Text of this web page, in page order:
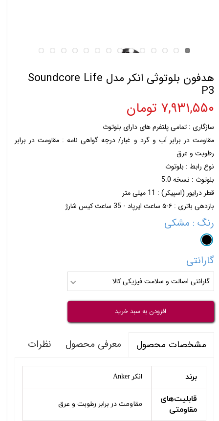
هدفون بلوتوثی انکر مدل Soundcore Life
P3
۷,۹۳۱,۵۵۰ تومان
سازگاری : تمامی پلتفرم های دارای بلوتوث
مقاومت در برابر آب و گرد و غبار/ درجه گواهی‌ نامه : مقاومت در برابر
رطوبت و عرق
نوع رابط : بلوتوث
بلوتوث : نسخه 5.0
قطر درایور (اسپیکر) : 11 میلی متر
بازدهی باتری : ۶-۵ ساعت ایرپاد - 35 ساعت کیس شارژ
رنگ : مشکی
گارانتی
گارانتی اصالت و سلامت فیزیکی کالا
افزودن به سبد خرید
مشخصات محصول معرفی محصول نظرات
برند انکر Anker
قابلیت‌های
مقاومتی
مقاومت در برابر رطوبت و عرق